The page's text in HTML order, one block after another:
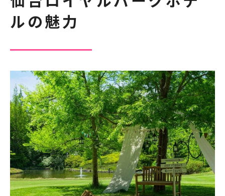
ルの魅力